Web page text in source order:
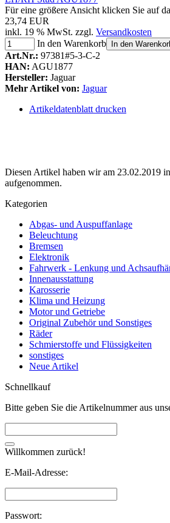
Für eine größere Ansicht klicken Sie auf
23,74 EUR
inkl. 19 % MwSt. zzgl. Versandkosten
In den Warenkorb
In den
Art.Nr.: 97381#5-3-C-2
HAN: AGU1877
Hersteller: Jaguar
Mehr Artikel von: Jaguar
Artikeldatenblatt drucken
Diesen Artikel haben wir am 23.02.2019
aufgenommen.
Kategorien
Abgas- und Auspuffanlage
Beleuchtung
Bremsen
Elektronik
Fahrwerk - Lenkung und
Innenausstattung
Karosserie
Klima und Heizung
Motor und Getriebe
Original Zubehör und Sonstiges
Räder
Schmierstoffe und Flüssigkeiten
sonstiges
Neue Artikel
Schnellkauf
Bitte geben Sie die Artikelnummer aus
Willkommen zurück!
E-Mail-Adresse:
Passwort: